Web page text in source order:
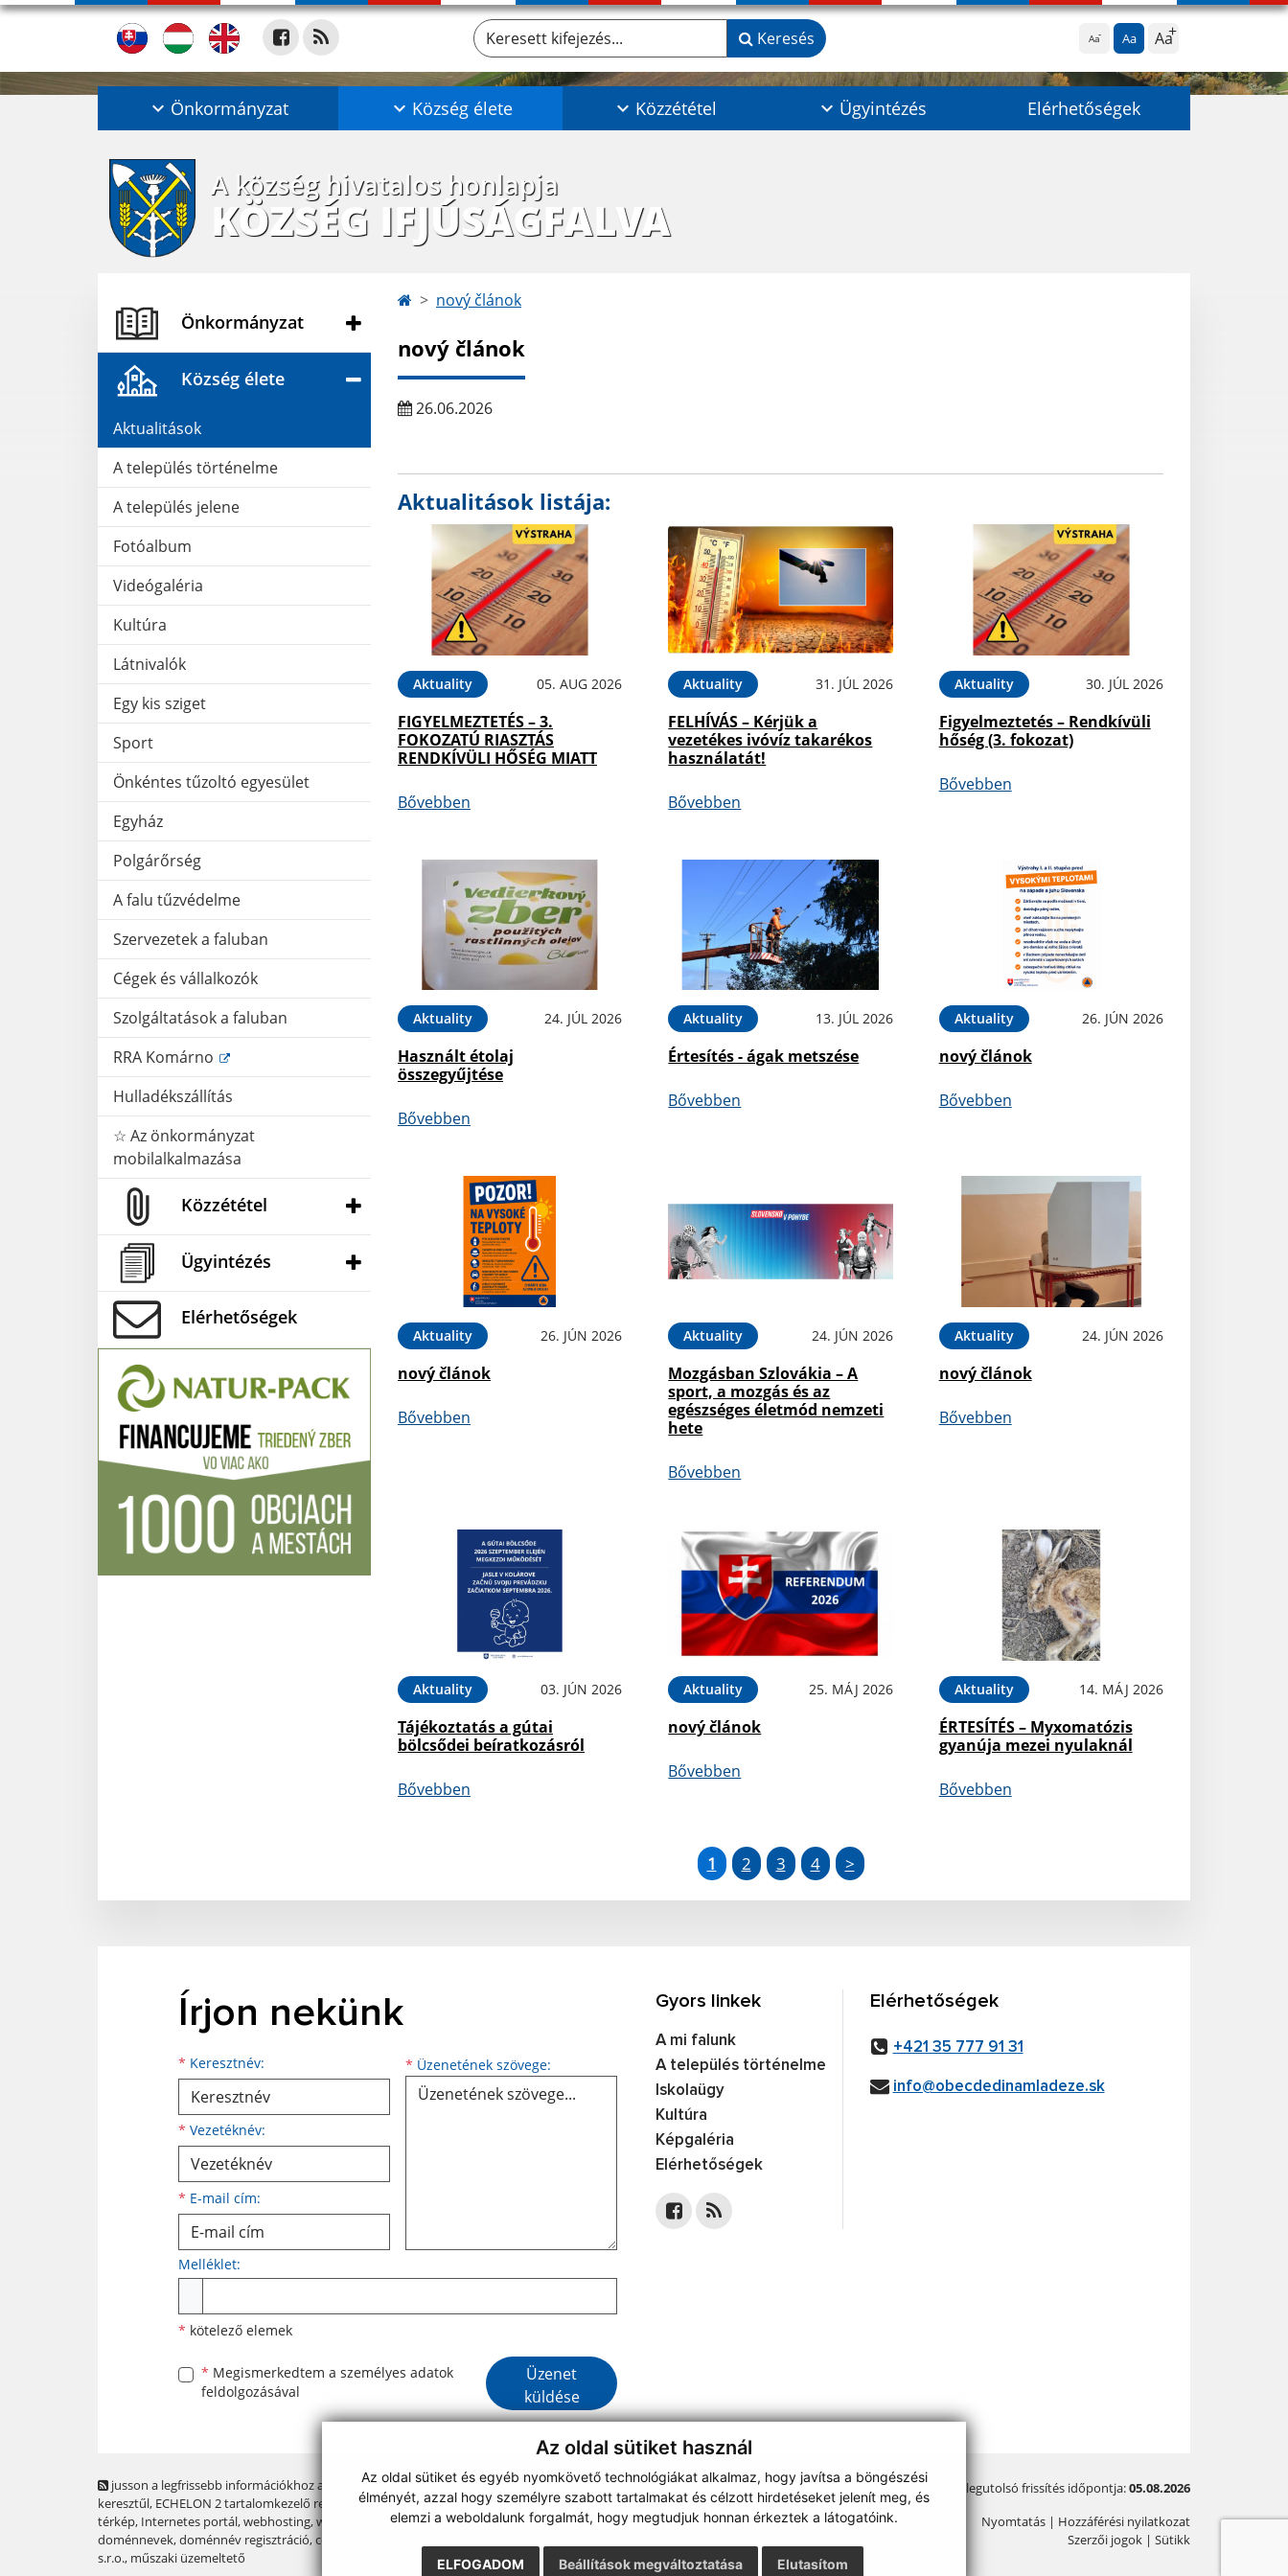
Az oldal sütiket használ
Az oldal sütiket és egyéb nyomkövető technológiákat alkalmaz, hogy javítsa a böngészési
élményét, azzal hogy személyre szabott tartalmakat és célzott hirdetéseket jelenít meg, és
elemzi a weboldalunk forgalmát, hogy megtudjuk honnan érkeztek a látogatóink.
ELFOGADOM Elutasítom
Beállítások megváltoztatása
Aa Aa Aa
Keresett kifejezés... Keresés
Önkormányzat Község élete Közzététel Ügyintézés Elérhetőségek
A község hivatalos honlapja
KÖZSÉG IFJÚSÁGFALVA
Önkormányzat
Község élete
Aktualitások
A település történelme
A település jelene
Fotóalbum
Videógaléria
Kultúra
Látnivalók
Egy kis sziget
Sport
Önkéntes tűzoltó egyesület
Egyház
Polgárőrség
A falu tűzvédelme
Szervezetek a faluban
Cégek és vállalkozók
Szolgáltatások a faluban
RRA Komárno
Hulladékszállítás
☆ Az önkormányzat
mobilalkalmazása
Közzététel
Ügyintézés
Elérhetőségek
nový článok
nový článok
26.06.2026
Aktualitások listája:
Aktuality 05. AUG 2026
FIGYELMEZTETÉS – 3.
FOKOZATÚ RIASZTÁS
RENDKÍVÜLI HŐSÉG MIATT
Bővebben
Aktuality 31. JÚL 2026
FELHÍVÁS – Kérjük a
vezetékes ivóvíz takarékos
használatát!
Bővebben
Aktuality 30. JÚL 2026
Figyelmeztetés – Rendkívüli
hőség (3. fokozat)
Bővebben
Aktuality 24. JÚL 2026
Használt étolaj
összegyűjtése
Bővebben
Aktuality 13. JÚL 2026
Értesítés - ágak metszése
Bővebben
Aktuality 26. JÚN 2026
nový článok
Bővebben
Aktuality 26. JÚN 2026
nový článok
Bővebben
Aktuality 24. JÚN 2026
Mozgásban Szlovákia – A
sport, a mozgás és az
egészséges életmód nemzeti
hete
Bővebben
Aktuality 24. JÚN 2026
nový článok
Bővebben
Aktuality 03. JÚN 2026
Tájékoztatás a gútai
bölcsődei beíratkozásról
Bővebben
Aktuality 25. MÁJ 2026
nový článok
Bővebben
Aktuality 14. MÁJ 2026
ÉRTESÍTÉS – Myxomatózis
gyanúja mezei nyulaknál
Bővebben
1 2 3 4 >
Írjon nekünk
* Keresztnév:
Keresztnév
* Vezetéknév:
Vezetéknév
* E-mail cím:
E-mail cím * Üzenetének szövege: Üzenetének szövege...
Melléklet:
* kötelező elemek
* Megismerkedtem a személyes adatok
feldolgozásával
Google reCaptcha Response
Üzenet
küldése
Gyors linkek
A mi falunk
A település történelme
Iskolaügy
Kultúra
Képgaléria
Elérhetőségek
Elérhetőségek
+421 35 777 91 31
info@obecdedinamladeze.sk
jusson a legfrissebb információkhoz az RSS csatornánkon
keresztűl, ECHELON 2 tartalomkezelő rendszer,Honlap
térkép, Internetes portál,webhosting,webex.digital, s.r.o.,
doménnevek,doménnév regisztráció,cég webex.digital,
s.r.o., műszaki üzemeltető
A legutolsó frissítés időpontja:05.08.2026
Nyomtatás | Hozzáférési nyilatkozat
Szerzői jogok | Sütikk
webdesign|